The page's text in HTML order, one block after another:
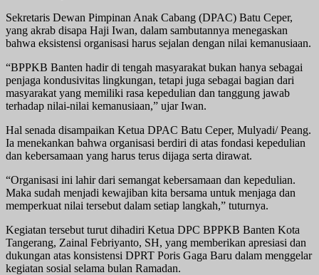
Sekretaris Dewan Pimpinan Anak Cabang (DPAC) Batu Ceper,
yang akrab disapa Haji Iwan, dalam sambutannya menegaskan
bahwa eksistensi organisasi harus sejalan dengan nilai kemanusiaan.
“BPPKB Banten hadir di tengah masyarakat bukan hanya sebagai
penjaga kondusivitas lingkungan, tetapi juga sebagai bagian dari
masyarakat yang memiliki rasa kepedulian dan tanggung jawab
terhadap nilai-nilai kemanusiaan,” ujar Iwan.
Hal senada disampaikan Ketua DPAC Batu Ceper, Mulyadi/ Peang.
Ia menekankan bahwa organisasi berdiri di atas fondasi kepedulian
dan kebersamaan yang harus terus dijaga serta dirawat.
“Organisasi ini lahir dari semangat kebersamaan dan kepedulian.
Maka sudah menjadi kewajiban kita bersama untuk menjaga dan
memperkuat nilai tersebut dalam setiap langkah,” tuturnya.
Kegiatan tersebut turut dihadiri Ketua DPC BPPKB Banten Kota
Tangerang, Zainal Febriyanto, SH, yang memberikan apresiasi dan
dukungan atas konsistensi DPRT Poris Gaga Baru dalam menggelar
kegiatan sosial selama bulan Ramadan.